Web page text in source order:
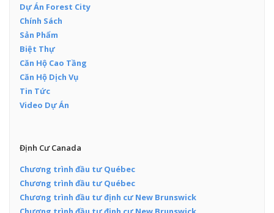
Dự Án Forest City
Chính Sách
Sản Phẩm
Biệt Thự
Căn Hộ Cao Tầng
Căn Hộ Dịch Vụ
Tin Tức
Video Dự Án
Định Cư Canada
Chương trình đầu tư Québec
Chương trình đầu tư Québec
Chương trình đầu tư định cư New Brunswick